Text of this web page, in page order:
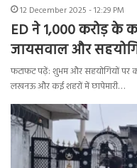
12 December 2025 - 12:29 PM
ED ने 1,000 करोड़ के
जायसवाल और
फटाफट पढ़ें: शुभम और सहयोगियों पर
लखनऊ और कई शहरों में छापेमारी…